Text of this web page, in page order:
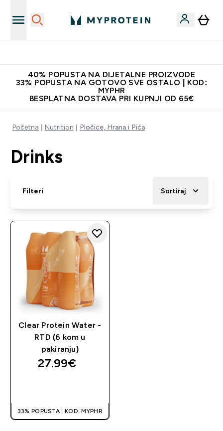
40% POPUSTA NA DIJETALNE PROIZVODE
33% POPUSTA NA GOTOVO SVE OSTALO | KOD:
MYPHR
BESPLATNA DOSTAVA PRI KUPNJI OD 65€
Početna Nutrition Pločice, Hrana i Pića
Drinks
Filteri Sortiraj
Clear Protein Water -
RTD (6 kom u
pakiranju)
27.99€‎
33% POPUSTA | KOD: MYPHR